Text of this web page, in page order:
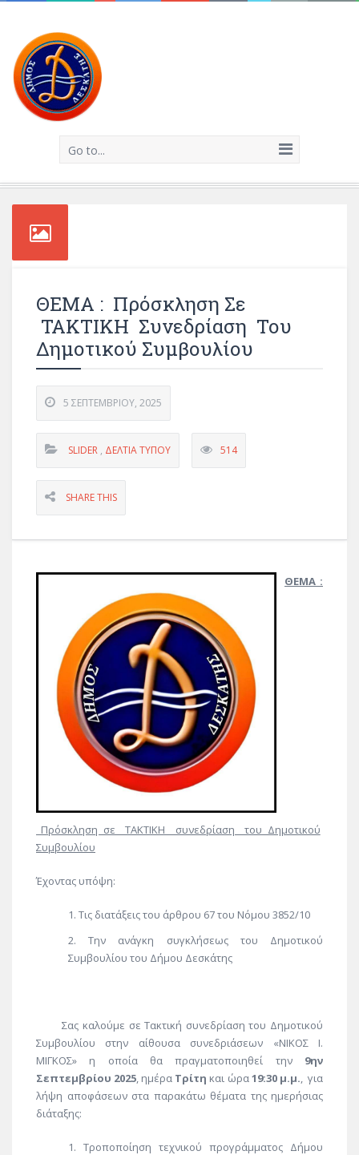
Go to...
ΘΕΜΑ : Πρόσκληση Σε
ΤΑΚΤΙΚΗ Συνεδρίαση Του
Δημοτικού Συμβουλίου
5 ΣΕΠΤΕΜΒΡΊΟΥ, 2025
SLIDER , ΔΕΛΤΊΑ ΤΎΠΟΥ 514
SHARE THIS
ΘΕΜΑ :
Πρόσκληση σε ΤΑΚΤΙΚΗ συνεδρίαση του Δημοτικού
Συμβουλίου
Έχοντας υπόψη:
Τις διατάξεις του άρθρου 67 του Νόμου 3852/10
Την ανάγκη συγκλήσεως του Δημοτικού
Συμβουλίου του Δήμου Δεσκάτης
Σας καλούμε σε Τακτική συνεδρίαση του Δημοτικού
Συμβουλίου στην αίθουσα συνεδριάσεων «ΝΙΚΟΣ Ι.
ΜΙΓΚΟΣ» η οποία θα πραγματοποιηθεί την 9ην
Σεπτεμβρίου 2025, ημέρα Τρίτη και ώρα19:30 μ.μ., για
λήψη αποφάσεων στα παρακάτω θέματα της ημερήσιας
διάταξης:
Τροποποίηση τεχνικού προγράμματος Δήμου